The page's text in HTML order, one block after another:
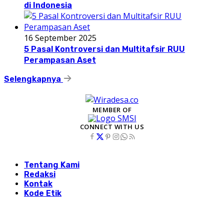
di Indonesia
16 September 2025
5 Pasal Kontroversi dan Multitafsir RUU
Perampasan Aset
Selengkapnya
MEMBER OF
CONNECT WITH US
Tentang Kami
Redaksi
Kontak
Kode Etik